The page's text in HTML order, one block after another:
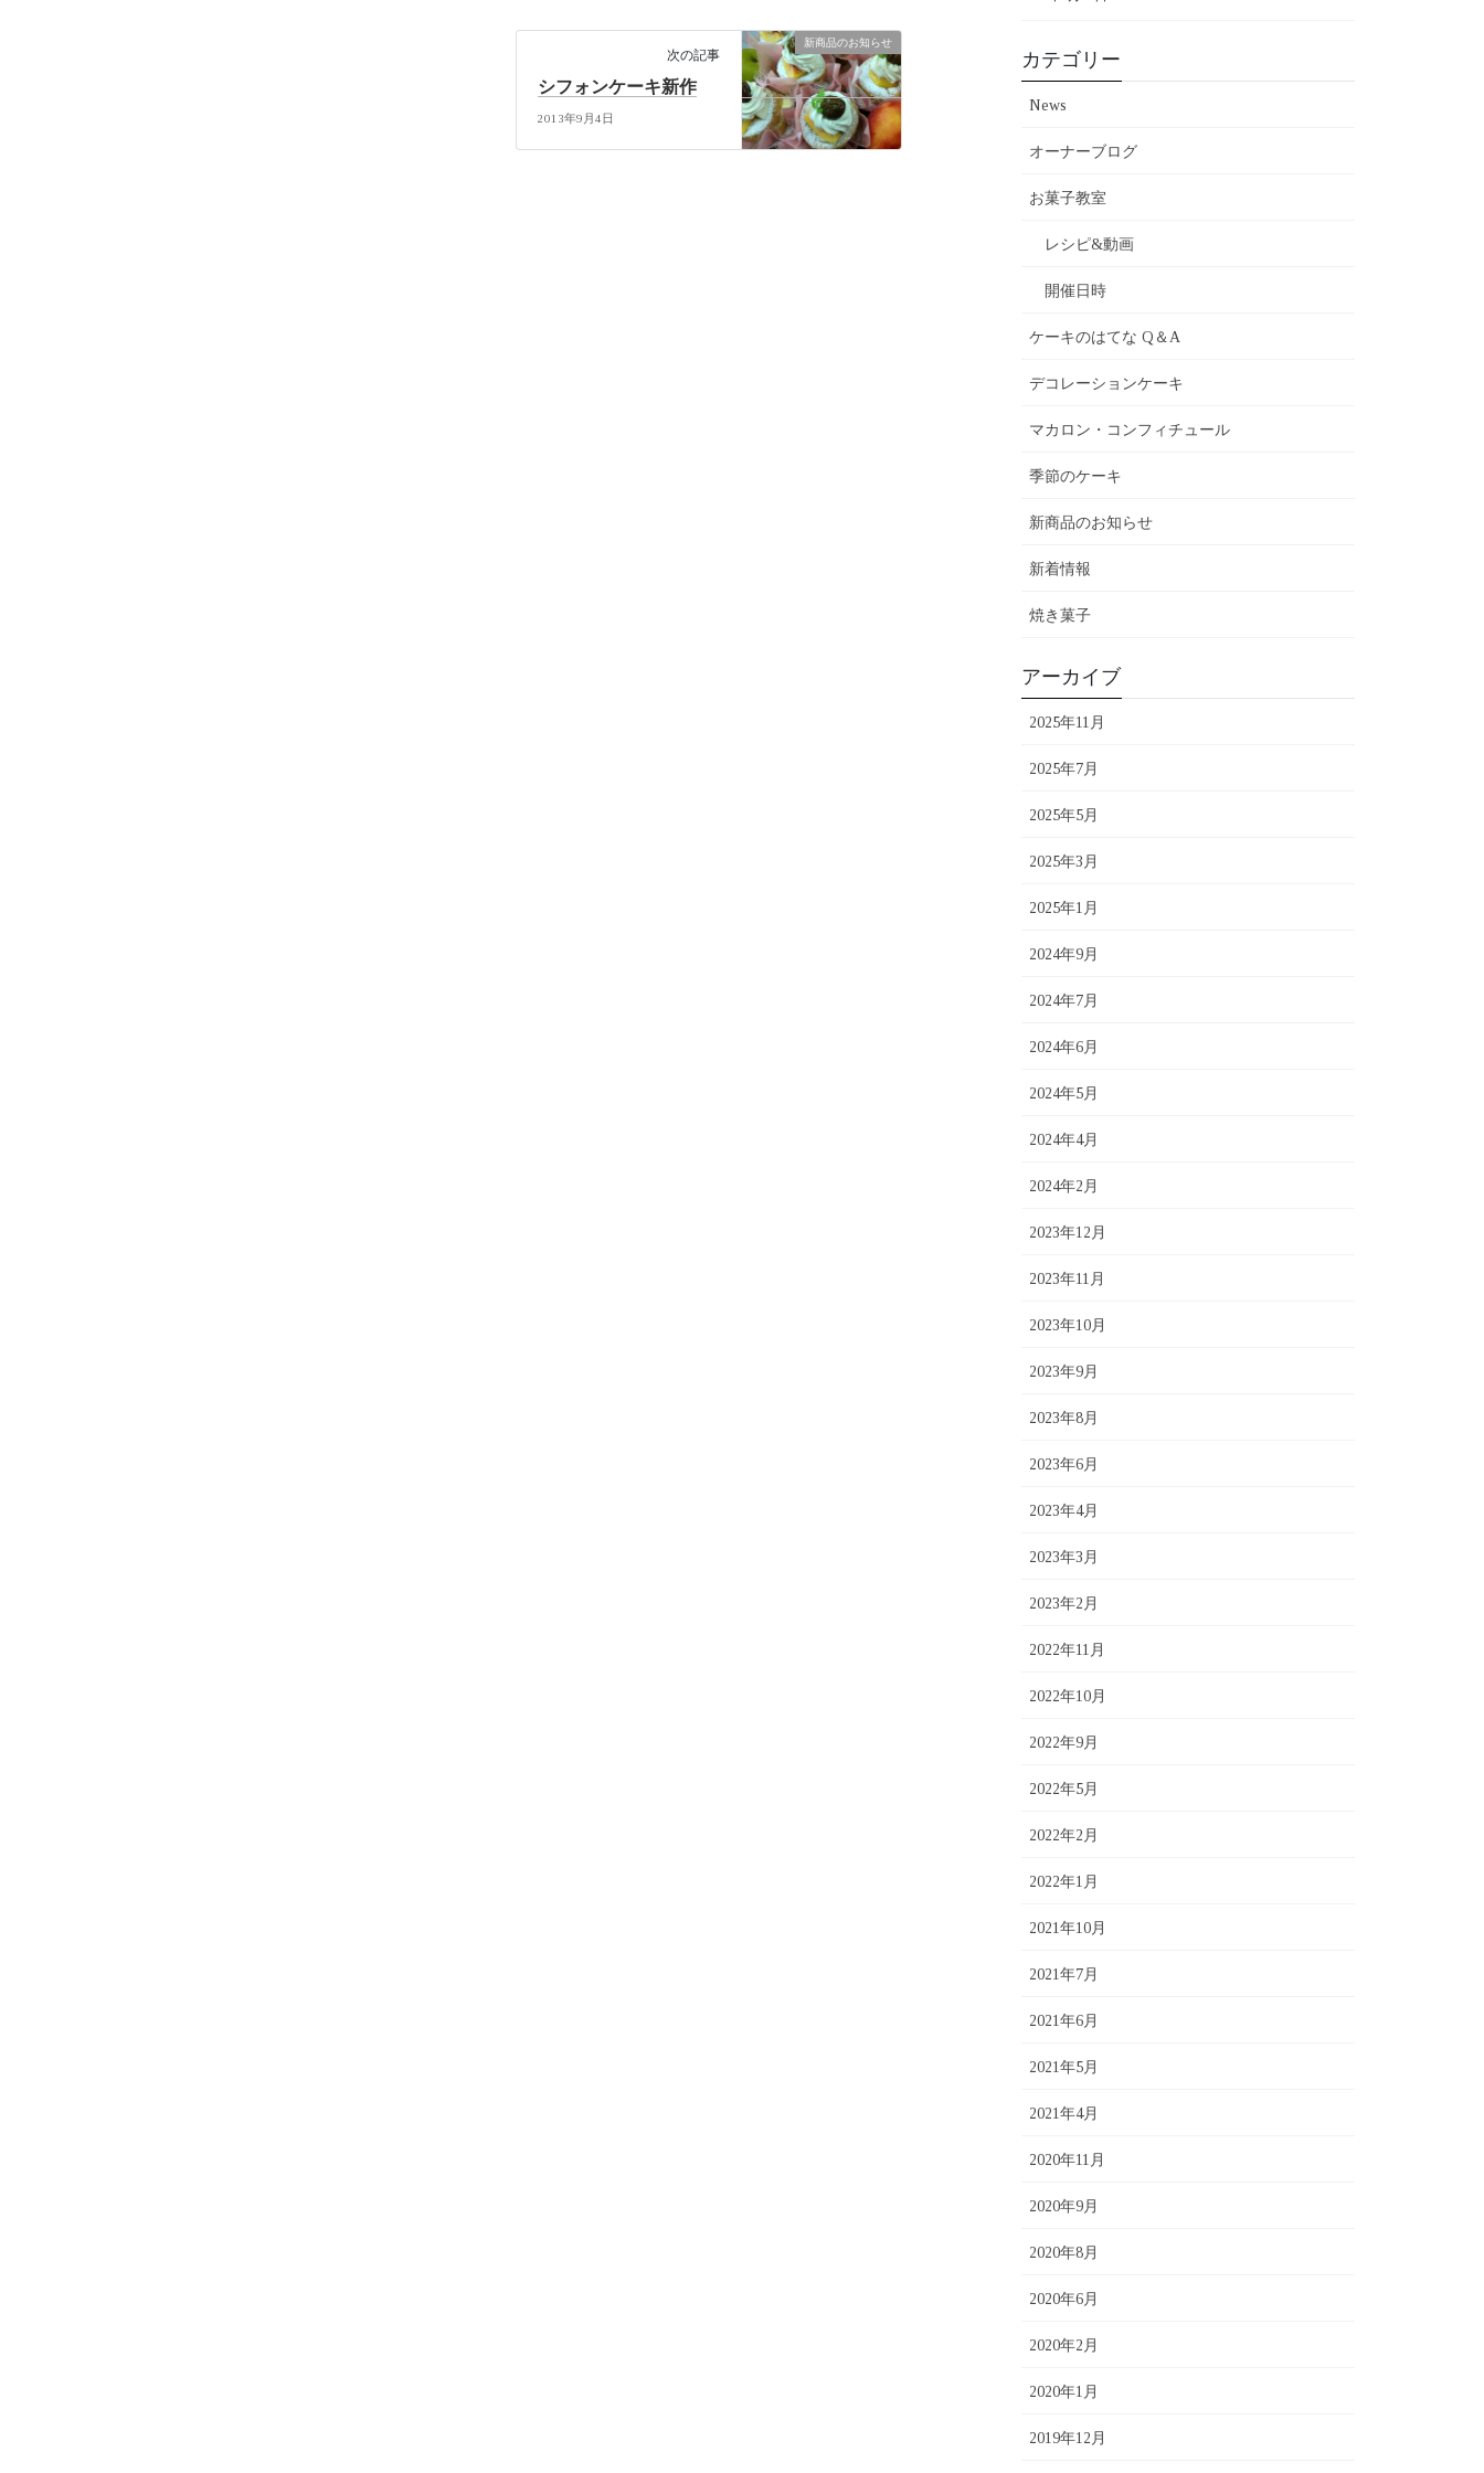
新商品のお知らせ
次の記事
シフォンケーキ新作
2013年9月4日
カテゴリー
News
オーナーブログ
お菓子教室
レシピ&動画
開催日時
ケーキのはてな Q＆A
デコレーションケーキ
マカロン・コンフィチュール
季節のケーキ
新商品のお知らせ
新着情報
焼き菓子
アーカイブ
2025年11月
2025年7月
2025年5月
2025年3月
2025年1月
2024年9月
2024年7月
2024年6月
2024年5月
2024年4月
2024年2月
2023年12月
2023年11月
2023年10月
2023年9月
2023年8月
2023年6月
2023年4月
2023年3月
2023年2月
2022年11月
2022年10月
2022年9月
2022年5月
2022年2月
2022年1月
2021年10月
2021年7月
2021年6月
2021年5月
2021年4月
2020年11月
2020年9月
2020年8月
2020年6月
2020年2月
2020年1月
2019年12月